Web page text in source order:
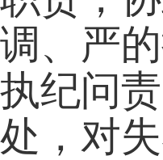
调、严
执纪问
处，对